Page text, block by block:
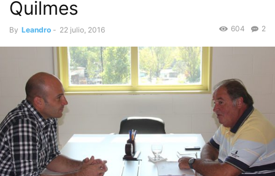
Quilmes
By Leandro - 22 julio, 2016 2
604